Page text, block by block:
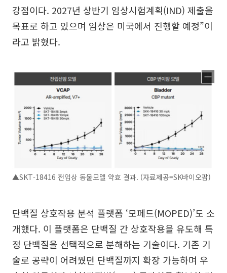
강점이다. 2027년 상반기 임상시험계획(IND) 제출을
목표로 하고 있으며 임상은 미국에서 진행할 예정”이
라고 밝혔다.
▲SKT-18416 전임상 동물모델 약효 결과. (자료제공=SK바이오팜)
단백질 상호작용 분석 플랫폼 ‘모페드(MOPED)’도 소
개했다. 이 플랫폼은 단백질 간 상호작용을 유도해 특
정 단백질을 선택적으로 분해하는 기술이다. 기존 기
술로 공략이 어려웠던 단백질까지 확장 가능하며 우